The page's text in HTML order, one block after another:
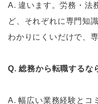
A. 違います。労務・法
ど、それぞれに専門知
わかりにくいだけで、
Q. 総務から転職するな
A. 幅広い業務経験とコ